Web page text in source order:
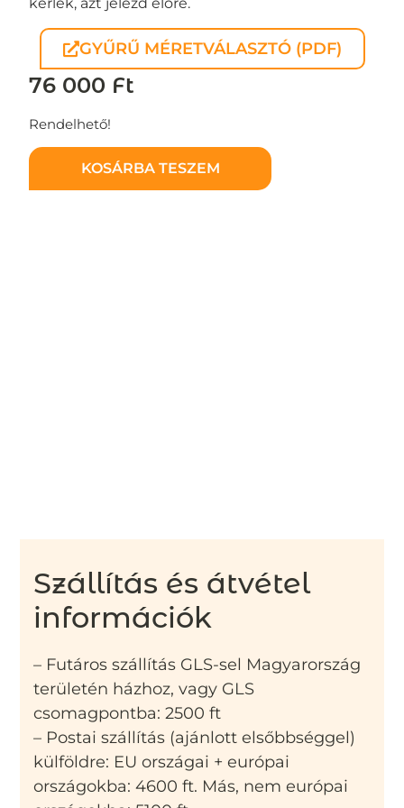
GYŰRŰ MÉRETVÁLASZTÓ (PDF)
76 000 Ft
Rendelhető!
KOSÁRBA TESZEM
Szállítás és átvétel
információk
– Futáros szállítás GLS-sel Magyarország
területén házhoz, vagy GLS
csomagpontba: 2500 ft
– Postai szállítás (ajánlott elsőbbséggel)
külföldre: EU országai + európai
országokba: 4600 ft. Más, nem európai